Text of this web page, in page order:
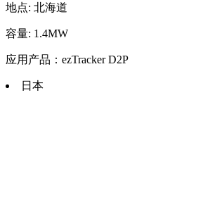
地点: 北海道
容量: 1.4MW
应用产品：ezTracker D2P
日本